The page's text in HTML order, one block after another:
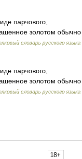
парчового,
золотом обычно
словарь русского языка
парчового,
золотом обычно
словарь русского языка
18+